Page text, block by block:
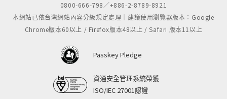
0800-666-798／+886-2-8789-8921
本網站已依台灣網站內容分級規定處理｜建議使用瀏覽器版本：Google
Chrome版本60以上 / Firefox版本48以上 / Safari 版本11以上
Passkey Pledge
資通安全管理系統榮獲
ISO/IEC 27001認證